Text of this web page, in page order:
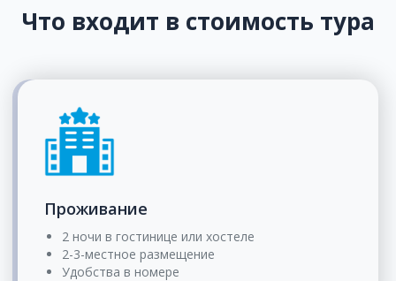
Что входит в стоимость тура
Проживание
2 ночи в гостинице или хостеле
2-3-местное размещение
Удобства в номере